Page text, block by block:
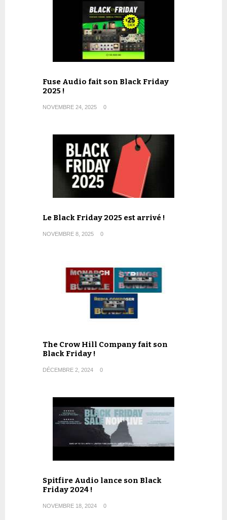
Fuse Audio fait son Black Friday
2025 !
NOVEMBRE 24, 2025 0
Le Black Friday 2025 est arrivé !
NOVEMBRE 8, 2025 0
The Crow Hill Company fait son
Black Friday !
DÉCEMBRE 2, 2024 0
Spitfire Audio lance son Black
Friday 2024 !
NOVEMBRE 18, 2024 0